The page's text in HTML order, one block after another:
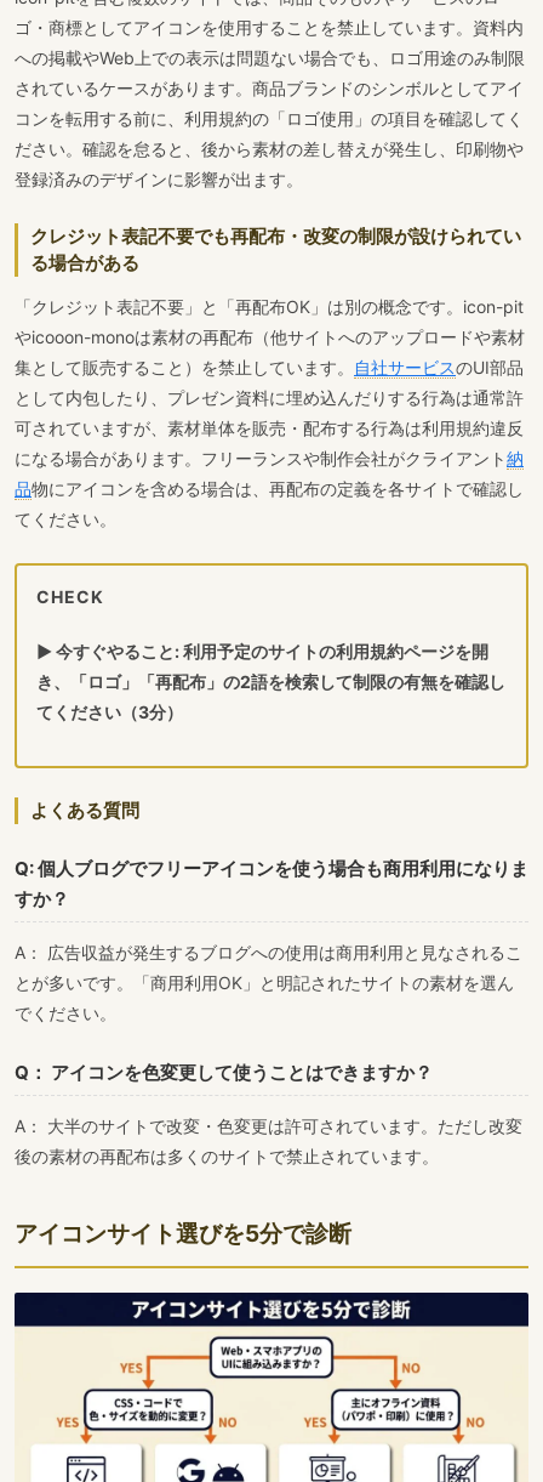
ゴ・商標としてアイコンを使用することを禁止しています。資料内
への掲載やWeb上での表示は問題ない場合でも、ロゴ用途のみ制限
されているケースがあります。商品ブランドのシンボルとしてアイ
コンを転用する前に、利用規約の「ロゴ使用」の項目を確認してく
ださい。確認を怠ると、後から素材の差し替えが発生し、印刷物や
登録済みのデザインに影響が出ます。
クレジット表記不要でも再配布・改変の制限が設けられてい
る場合がある
「クレジット表記不要」と「再配布OK」は別の概念です。icon-pit
やicooon-monoは素材の再配布（他サイトへのアップロードや素材
集として販売すること）を禁止しています。
自社サービスのUI部品
として内包したり、プレゼン資料に埋め込んだりする行為は通常許
可されていますが、素材単体を販売・配布する行為は利用規約違反
になる場合があります。フリーランスや制作会社がクライアント納
品物にアイコンを含める場合は、再配布の定義を各サイトで確認し
てください。
CHECK
▶ 今すぐやること: 利用予定のサイトの利用規約ページを開
き、「ロゴ」「再配布」の2語を検索して制限の有無を確認し
てください（3分）
よくある質問
Q: 個人ブログでフリーアイコンを使う場合も商用利用になりま
すか？
A： 広告収益が発生するブログへの使用は商用利用と見なされるこ
とが多いです。「商用利用OK」と明記されたサイトの素材を選ん
でください。
Q： アイコンを色変更して使うことはできますか？
A： 大半のサイトで改変・色変更は許可されています。ただし改変
後の素材の再配布は多くのサイトで禁止されています。
アイコンサイト選びを5分で診断